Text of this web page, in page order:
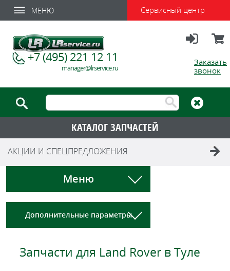
МЕНЮ Сервисный центр
Заказать
звонок
+7 (495) 221 12 11
manager@lrservice.ru
КАТАЛОГ ЗАПЧАСТЕЙ
АКЦИИ И СПЕЦПРЕДЛОЖЕНИЯ
Меню
Дополнительные параметры
Запчасти для Land Rover в Туле